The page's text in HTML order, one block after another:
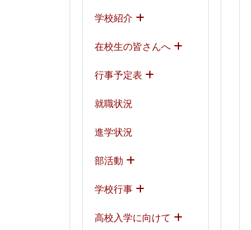
学校紹介
在校生の皆さんへ
行事予定表
就職状況
進学状況
部活動
学校行事
高校入学に向けて